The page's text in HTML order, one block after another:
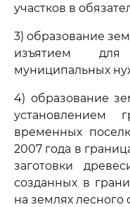
участков в
3) образование
изъятием для
муниципальных
4) образование
установлением
временных
2007 года в
заготовки
созданных в
на землях